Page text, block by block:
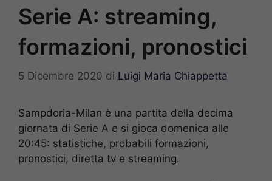
Serie A: streaming,
formazioni, pronostici
5 Dicembre 2020 di Luigi Maria Chiappetta
Sampdoria-Milan è una partita della decima
giornata di Serie A e si gioca domenica alle
20:45: statistiche, probabili formazioni,
pronostici, diretta tv e streaming.